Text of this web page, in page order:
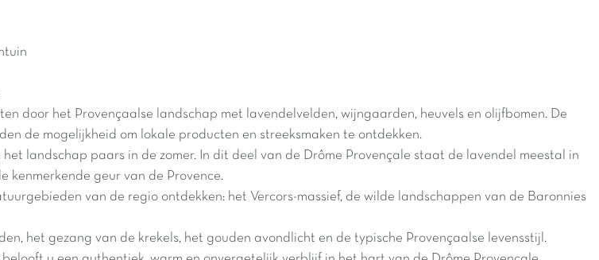
door het Provençaalse landschap met lavendelvelden, wijngaarden, heuvels en olijfbomen. De
de mogelijkheid om lokale producten en streeksmaken te ontdekken.
landschap paars in de zomer. In dit deel van de Drôme Provençale staat de lavendel meestal in
kenmerkende geur van de Provence.
van de regio ontdekken: het Vercors-massief, de wilde landschappen van de Baronnies
het gezang van de krekels, het gouden avondlicht en de typische Provençaalse levensstijl.